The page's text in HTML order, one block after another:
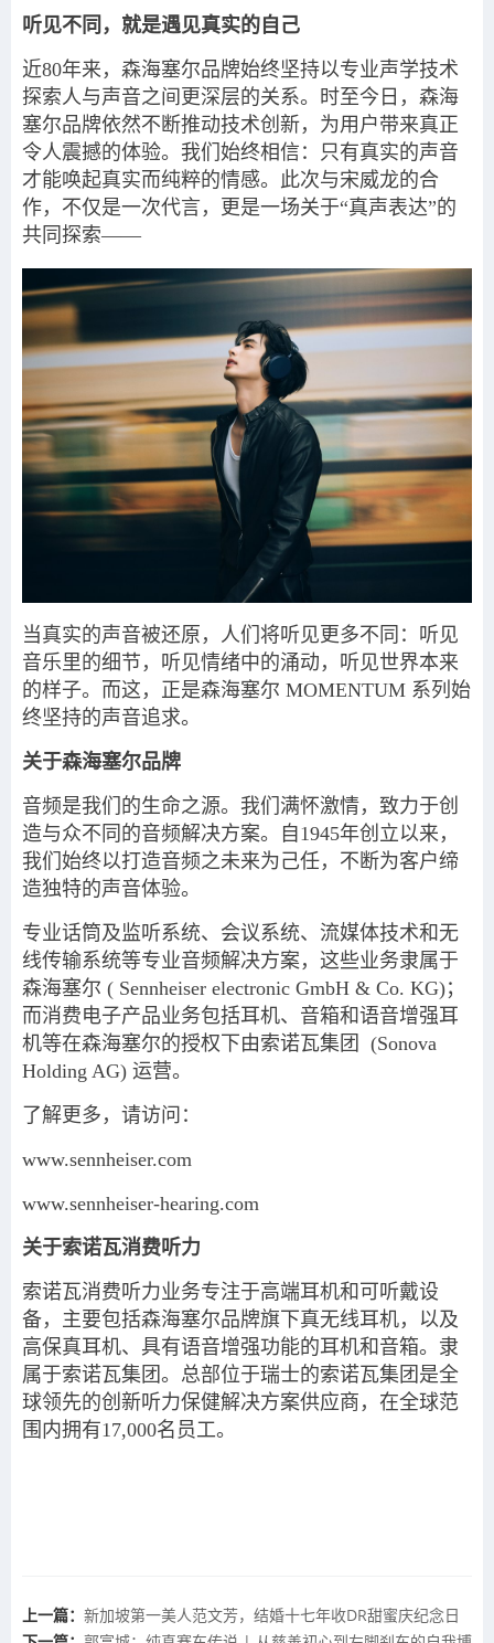
听见不同，就是遇见真实的自己
近80年来，森海塞尔品牌始终坚持以专业声学技术
探索人与声音之间更深层的关系。时至今日，森海
塞尔品牌依然不断推动技术创新，为用户带来真正
令人震撼的体验。我们始终相信：只有真实的声音
才能唤起真实而纯粹的情感。此次与宋威龙的合
作，不仅是一次代言，更是一场关于“真声表达”的
共同探索——
当真实的声音被还原，人们将听见更多不同：听见
音乐里的细节，听见情绪中的涌动，听见世界本来
的样子。而这，正是森海塞尔 MOMENTUM 系列始
终坚持的声音追求。
关于森海塞尔品牌
音频是我们的生命之源。我们满怀激情，致力于创
造与众不同的音频解决方案。自1945年创立以来，
我们始终以打造音频之未来为己任，不断为客户缔
造独特的声音体验。
专业话筒及监听系统、会议系统、流媒体技术和无
线传输系统等专业音频解决方案，这些业务隶属于
森海塞尔 ( Sennheiser electronic GmbH & Co. KG)；
而消费电子产品业务包括耳机、音箱和语音增强耳
机等在森海塞尔的授权下由索诺瓦集团 (Sonova
Holding AG) 运营。
了解更多，请访问：
www.sennheiser.com
www.sennheiser-hearing.com
关于索诺瓦消费听力
索诺瓦消费听力业务专注于高端耳机和可听戴设
备，主要包括森海塞尔品牌旗下真无线耳机，以及
高保真耳机、具有语音增强功能的耳机和音箱。隶
属于索诺瓦集团。总部位于瑞士的索诺瓦集团是全
球领先的创新听力保健解决方案供应商，在全球范
围内拥有17,000名员工。
上一篇： 新加坡第一美人范文芳，结婚十七年收DR甜蜜庆纪念日